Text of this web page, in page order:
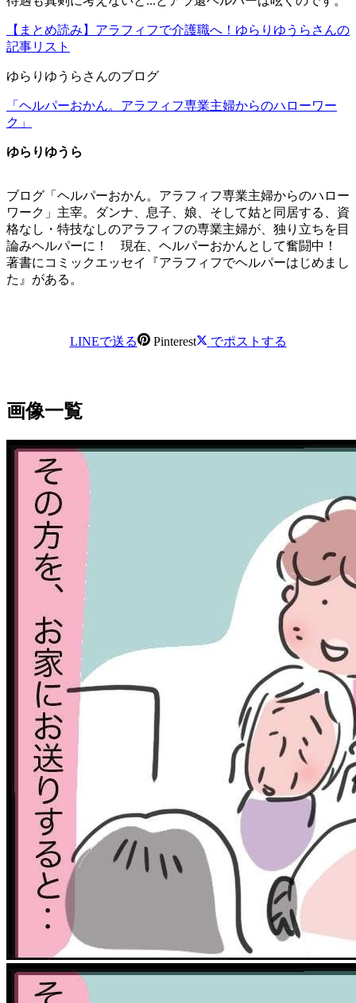
【まとめ読み】アラフィフで介護職へ！ゆらりゆうらさんの
記事リスト
ゆらりゆうらさんのブログ
「ヘルパーおかん。アラフィフ専業主婦からのハローワー
ク」
ゆらりゆうら
ブログ「ヘルパーおかん。アラフィフ専業主婦からのハロー
ワーク」主宰。ダンナ、息子、娘、そして姑と同居する、資
格なし・特技なしのアラフィフの専業主婦が、独り立ちを目
論みヘルパーに！ 現在、ヘルパーおかんとして奮闘中！
著書にコミックエッセイ『アラフィフでヘルパーはじめまし
た』がある。
LINEで送る Pinterest でポストする
画像一覧